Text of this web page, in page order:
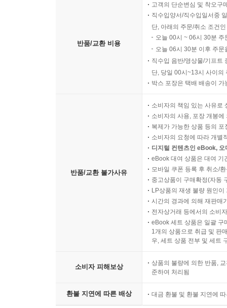
반품/교환 비용
고객의 단순변심 및 착오구
직수입양서/직수입일서중
단, 아래의 주문/취소 조건
오늘 00시 ~ 06시 30분
오늘 06시 30분 이후 주
직수입 음반/영상물/기프트
단, 당일 00시~13시 사이의
박스 포장은 택배 배송이
반품/교환 불가사유
소비자의 책임 있는 사유로
소비자의 사용, 포장 개봉
복제가 가능한 상품 등의
소비자의 요청에 따라 개별
디지털 컨텐츠인 eBook,
eBook 대여 상품은 대여 기
모바일 쿠폰 등록 후 취소/
중고상품이 구매확정(자동
LP상품의 재생 불량 원인
시간의 경과에 의해 재판매
전자상거래 등에서의 소비
eBook 세트 상품은 일괄 구
1개의 상품으로 취급 및 판
우, 세트 상품 전부 및 세트
소비자 피해보상
상품의 불량에 의한 반품,
준하여 처리됨
환불 지연에 따른 배상 대금 환불 및 환불 지연에